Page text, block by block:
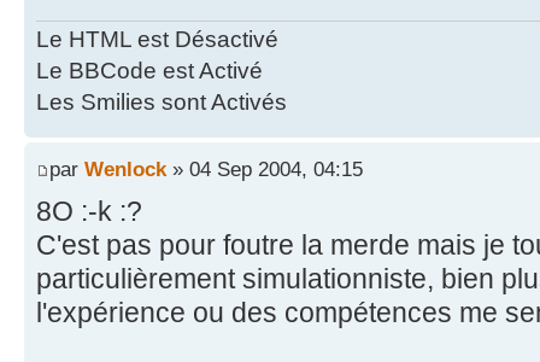
Le HTML est Désactivé
Le BBCode est Activé
Les Smilies sont Activés
par Wenlock » 04 Sep 2004, 04:15
8O :-k :?
C'est pas pour foutre la merde mais je
particulièrement simulationniste, bien
l'expérience ou des compétences me